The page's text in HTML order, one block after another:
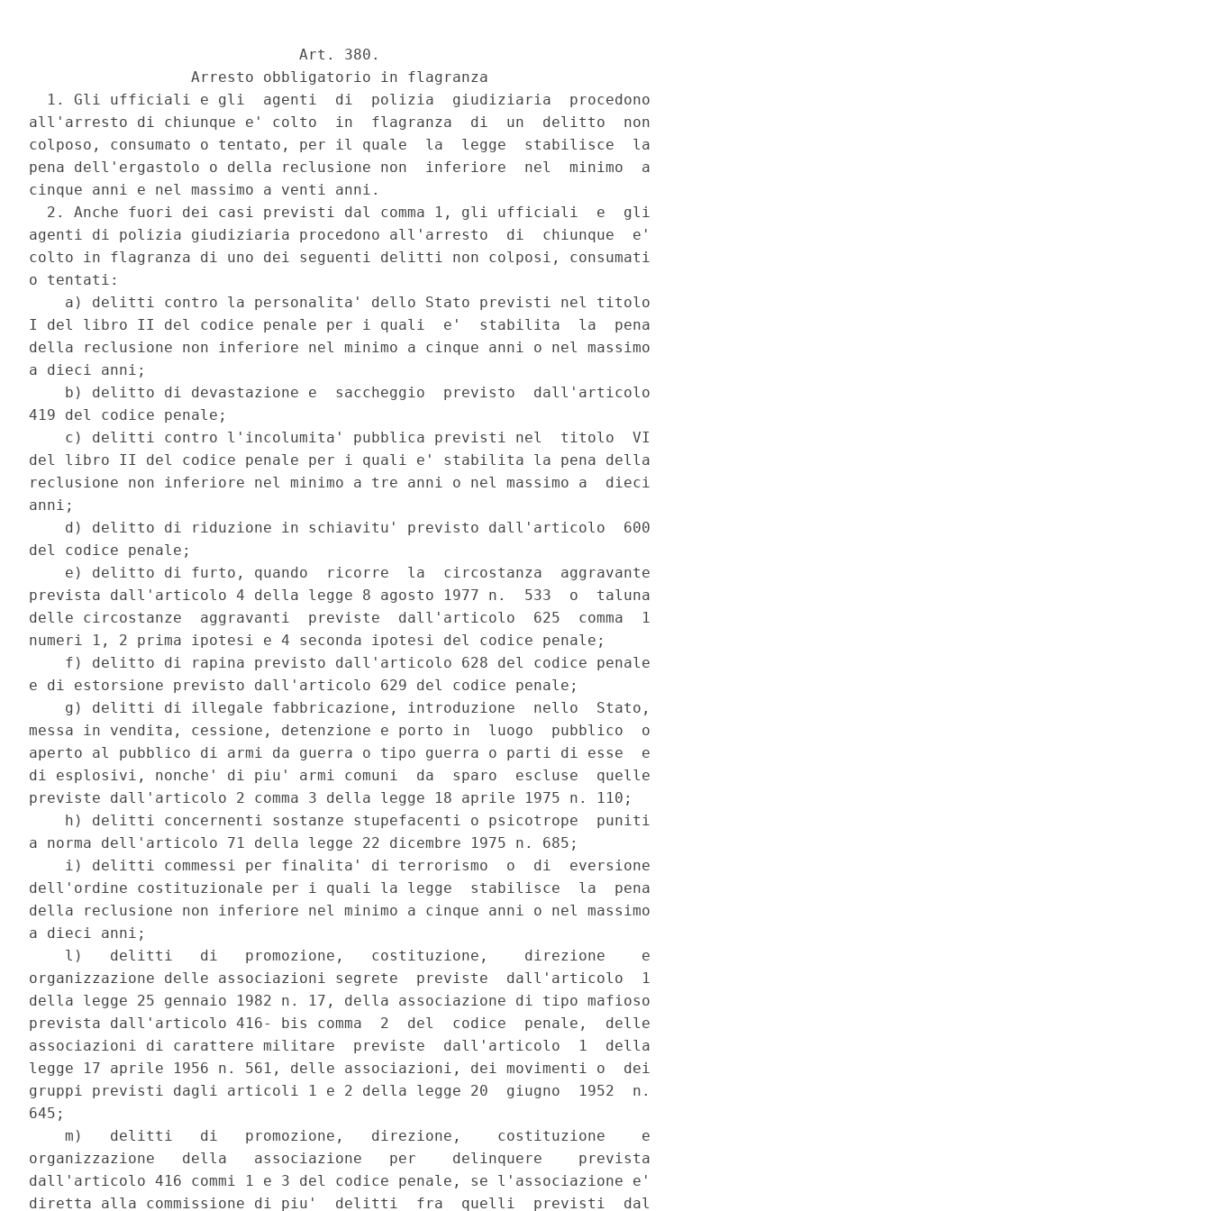
                              Art. 380.
                  Arresto obbligatorio in flagranza
  1. Gli ufficiali e gli  agenti  di  polizia  giudiziaria  procedono
all'arresto di chiunque e' colto  in  flagranza  di  un  delitto  non
colposo, consumato o tentato, per il quale  la  legge  stabilisce  la
pena dell'ergastolo o della reclusione non  inferiore  nel  minimo  a
cinque anni e nel massimo a venti anni.
  2. Anche fuori dei casi previsti dal comma 1, gli ufficiali  e  gli
agenti di polizia giudiziaria procedono all'arresto  di  chiunque  e'
colto in flagranza di uno dei seguenti delitti non colposi, consumati
o tentati:
    a) delitti contro la personalita' dello Stato previsti nel titolo
I del libro II del codice penale per i quali  e'  stabilita  la  pena
della reclusione non inferiore nel minimo a cinque anni o nel massimo
a dieci anni;
    b) delitto di devastazione e  saccheggio  previsto  dall'articolo
419 del codice penale;
    c) delitti contro l'incolumita' pubblica previsti nel  titolo  VI
del libro II del codice penale per i quali e' stabilita la pena della
reclusione non inferiore nel minimo a tre anni o nel massimo a  dieci
anni;
    d) delitto di riduzione in schiavitu' previsto dall'articolo  600
del codice penale;
    e) delitto di furto, quando  ricorre  la  circostanza  aggravante
prevista dall'articolo 4 della legge 8 agosto 1977 n.  533  o  taluna
delle circostanze  aggravanti  previste  dall'articolo  625  comma  1
numeri 1, 2 prima ipotesi e 4 seconda ipotesi del codice penale;
    f) delitto di rapina previsto dall'articolo 628 del codice penale
e di estorsione previsto dall'articolo 629 del codice penale;
    g) delitti di illegale fabbricazione, introduzione  nello  Stato,
messa in vendita, cessione, detenzione e porto in  luogo  pubblico  o
aperto al pubblico di armi da guerra o tipo guerra o parti di esse  e
di esplosivi, nonche' di piu' armi comuni  da  sparo  escluse  quelle
previste dall'articolo 2 comma 3 della legge 18 aprile 1975 n. 110;
    h) delitti concernenti sostanze stupefacenti o psicotrope  puniti
a norma dell'articolo 71 della legge 22 dicembre 1975 n. 685;
    i) delitti commessi per finalita' di terrorismo  o  di  eversione
dell'ordine costituzionale per i quali la legge  stabilisce  la  pena
della reclusione non inferiore nel minimo a cinque anni o nel massimo
a dieci anni;
    l)   delitti   di   promozione,   costituzione,    direzione    e
organizzazione delle associazioni segrete  previste  dall'articolo  1
della legge 25 gennaio 1982 n. 17, della associazione di tipo mafioso
prevista dall'articolo 416- bis comma  2  del  codice  penale,  delle
associazioni di carattere militare  previste  dall'articolo  1  della
legge 17 aprile 1956 n. 561, delle associazioni, dei movimenti o  dei
gruppi previsti dagli articoli 1 e 2 della legge 20  giugno  1952  n.
645;
    m)   delitti   di   promozione,   direzione,    costituzione    e
organizzazione   della   associazione   per    delinquere    prevista
dall'articolo 416 commi 1 e 3 del codice penale, se l'associazione e'
diretta alla commissione di piu'  delitti  fra  quelli  previsti  dal